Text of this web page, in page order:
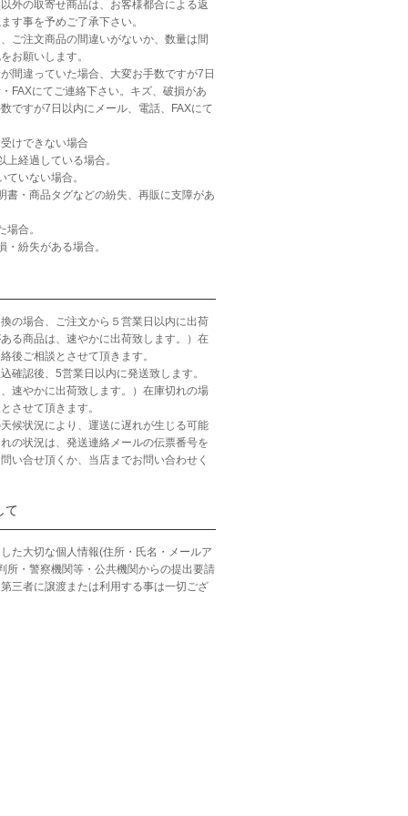
外の取寄せ商品は、お客様都合による返
す事を予めご了承下さい。
ご注文商品の間違いがないか、数量は間
お願いします。
間違っていた場合、大変お手数ですが7日
FAXにてご連絡下さい。キズ、破損があ
ですが7日以内にメール、電話、FAXにて
けできない場合
経過している場合。
いない場合。
書・商品タグなどの紛失、再販に支障があ
合。
紛失がある場合。
の場合、ご注文から５営業日以内に出荷
る商品は、速やかに出荷致します。）在
後ご相談とさせて頂きます。
確認後、5営業日以内に発送致します。
、速やかに出荷致します。）在庫切れの場
させて頂きます。
候状況により、運送に遅れが生じる可能
の状況は、発送連絡メールの伝票番号を
い合せ頂くか、当店までお問い合わせく
て
た大切な個人情報(住所・氏名・メールア
所・警察機関等・公共機関からの提出要請
三者に譲渡または利用する事は一切ござ